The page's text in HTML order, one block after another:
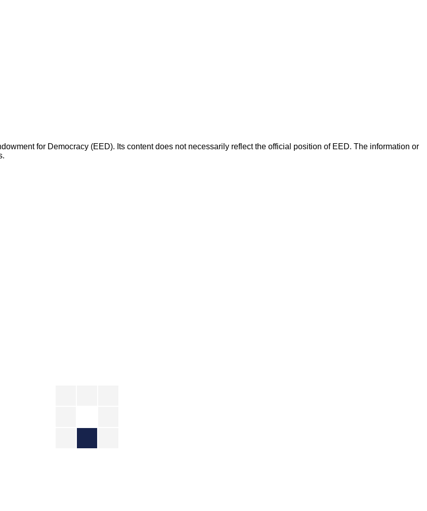
for Democracy (EED). Its content does not necessarily reflect the official position of EED. The information or